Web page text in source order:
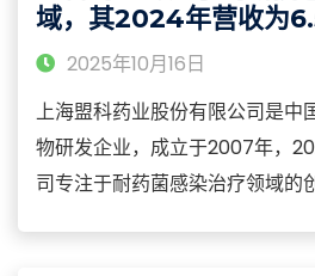
广泛应用于空气品质监测、环境
域，其2024年营收为
2025年10月16日
上海盟科药业股份有限公司是中
物研发企业，成立于2007年，
司专注于耐药菌感染治疗领域的